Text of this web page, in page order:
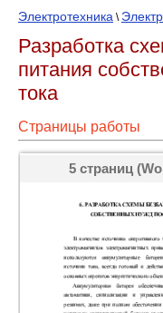
Электротехника \
Разработка
питания
тока
Страницы работы
5 страниц